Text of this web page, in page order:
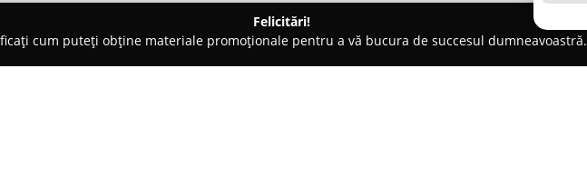
Felicitări!
cum puteți obține materiale promoționale pentru a vă bucura de succesul dumneavoastră.